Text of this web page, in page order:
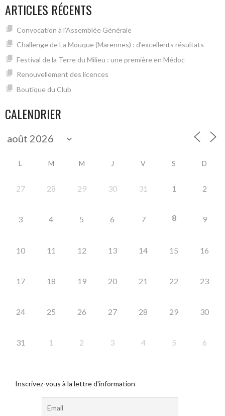
ARTICLES RÉCENTS
Convocation à l’Assemblée Générale
Challenge de La Mouque (Marennes) : d’excellents résultats
Festival de la Terre du Milieu : une première en Médoc
Renouvellement des licences
Boutique du Club
CALENDRIER
L M M J V S D
27 28 29 30 31 1 2
3 4 5 6 7 8 9
10 11 12 13 14 15 16
17 18 19 20 21 22 23
24 25 26 27 28 29 30
31 1 2 3 4 5 6
Inscrivez-vous à la lettre d'information